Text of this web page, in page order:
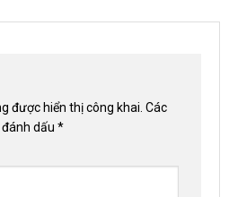
được hiển thị công khai. Các
dấu *